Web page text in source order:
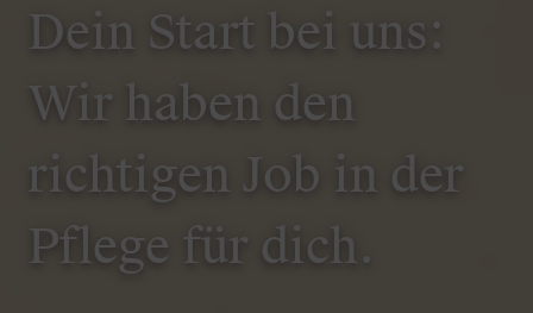
Dein Start bei uns:
Wir haben den
richtigen Job in der
Pflege für dich.